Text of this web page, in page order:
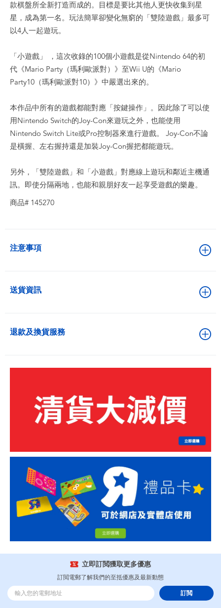
款棋盤所全新打造而成的。目標是要比其他人更快收集到星
星，成為第一名。玩法簡單卻變化無窮的「雙陸遊戲」最多可
以4人一起遊玩。
「小遊戲」 ，這次收錄的100個小遊戲是從Nintendo 64的初
代《Mario Party（瑪利歐派對）》至Wii U的《Mario
Party10（瑪利歐派對10）》中嚴選出來的。
本作品中所有的遊戲都能對應「按鍵操作」。因此除了可以使
用Nintendo Switch的Joy-Con來遊玩之外，也能使用
Nintendo Switch Lite或Pro控制器來進行遊戲。 Joy-Con不論
是橫握、左右握持還是加裝Joy-Con握把都能遊玩。
另外，「雙陸遊戲」和「小遊戲」對應線上遊玩和鄰近主機通
訊。即使分隔兩地，也能和親朋好友一起享受遊戲的樂趣。
商品# 145270
注意事項
送貨資訊
退款及換貨服務
立即訂閲獲取更多優惠
訂閲電郵了解我們的至抵優惠及最新動態
訂閲